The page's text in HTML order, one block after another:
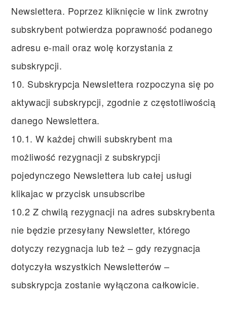
Newslettera. Poprzez kliknięcie w link zwrotny
subskrybent potwierdza poprawność podanego
adresu e-mail oraz wolę korzystania z
subskrypcji.
10. Subskrypcja Newslettera rozpoczyna się po
aktywacji subskrypcji, zgodnie z częstotliwością
danego Newslettera.
10.1. W każdej chwili subskrybent ma
możliwość rezygnacji z subskrypcji
pojedynczego Newslettera lub całej usługi
klikajac w przycisk unsubscribe
10.2 Z chwilą rezygnacji na adres subskrybenta
nie będzie przesyłany Newsletter, którego
dotyczy rezygnacja lub też – gdy rezygnacja
dotyczyła wszystkich Newsletterów –
subskrypcja zostanie wyłączona całkowicie.